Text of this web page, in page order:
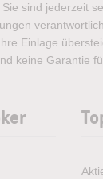
sind jederzeit
Einlage
keine Garantie